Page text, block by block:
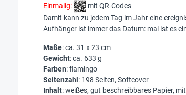
Einmalig:
mit QR-Codes
Damit kann zu jedem Tag im Jahr eine
Aufhänger ist immer das Datum: mal ist es
Maße: ca. 31 x 23 cm
Gewicht: ca. 633 g
Farben: flamingo
Seitenzahl: 198 Seiten, Softcover
Inhalt: weißes, gut beschreibbares Papier,